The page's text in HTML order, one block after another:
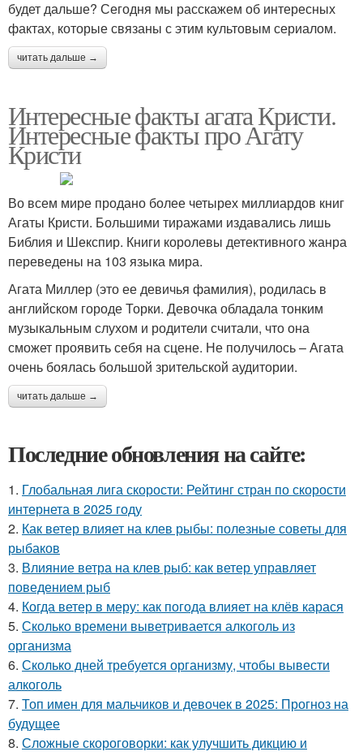
будет дальше? Сегодня мы расскажем об интересных
фактах, которые связаны с этим культовым сериалом.
читать дальше →
Интересные факты агата Кристи.
Интересные факты про Агату
Кристи
Во всем мире продано более четырех миллиардов книг
Агаты Кристи. Большими тиражами издавались лишь
Библия и Шекспир. Книги королевы детективного жанра
переведены на 103 языка мира.
Агата Миллер (это ее девичья фамилия), родилась в
английском городе Торки. Девочка обладала тонким
музыкальным слухом и родители считали, что она
сможет проявить себя на сцене. Не получилось – Агата
очень боялась большой зрительской аудитории.
читать дальше →
Последние обновления на сайте:
1. Глобальная лига скорости: Рейтинг стран по скорости
интернета в 2025 году
2. Как ветер влияет на клев рыбы: полезные советы для
рыбаков
3. Влияние ветра на клев рыб: как ветер управляет
поведением рыб
4. Когда ветер в меру: как погода влияет на клёв карася
5. Сколько времени выветривается алкоголь из
организма
6. Сколько дней требуется организму, чтобы вывести
алкоголь
7. Топ имен для мальчиков и девочек в 2025: Прогноз на
будущее
8. Сложные скороговорки: как улучшить дикцию и